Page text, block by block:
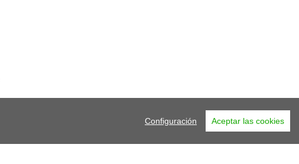
Configuración Aceptar las cookies